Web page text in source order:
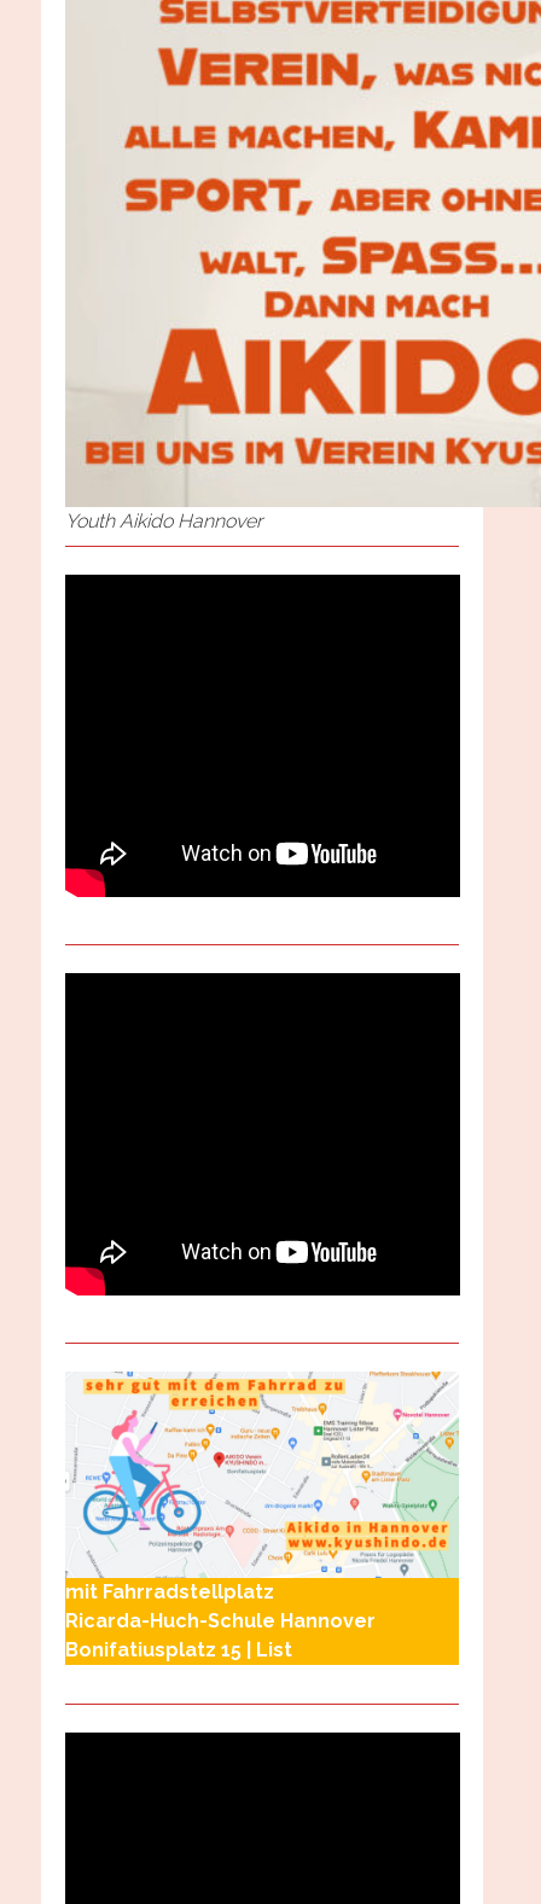
Youth Aikido Hannover
mit Fahrradstellplatz
Ricarda-Huch-Schule Hannover
Bonifatiusplatz 15 | List